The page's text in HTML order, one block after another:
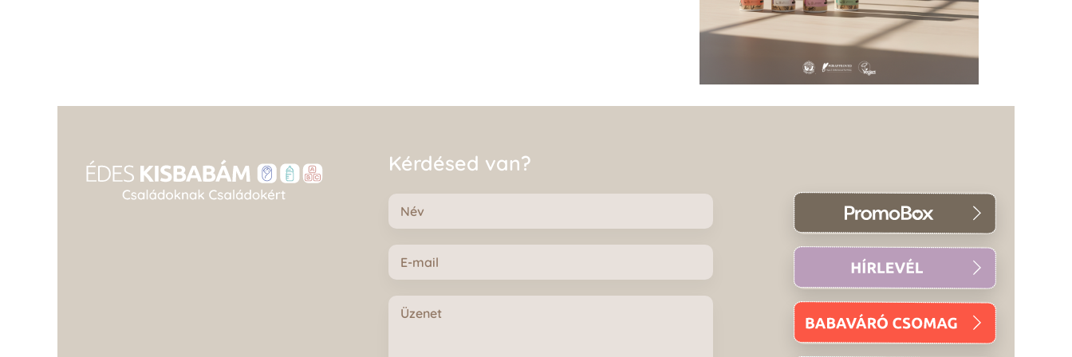
Kérdésed van?
Név
E-
mail
Üzenet